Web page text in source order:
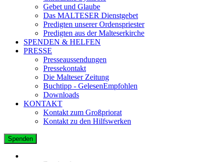
Gebet und Glaube
Das MALTESER Dienstgebet
Predigten unserer Ordenspriester
Predigten aus der Malteserkirche
SPENDEN & HELFEN
PRESSE
Presseaussendungen
Pressekontakt
Die Malteser Zeitung
Buchtipp - GelesenEmpfohlen
Downloads
KONTAKT
Kontakt zum Großpriorat
Kontakt zu den Hilfswerken
Spenden